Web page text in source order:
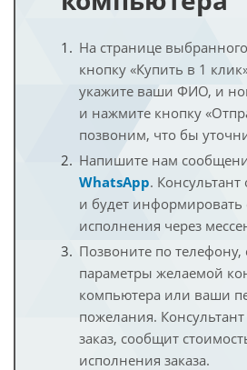
На странице
кнопку «Купить в 1
укажите ваши ФИО, и
и нажмите кнопку
позвоним, что бы
Напишите нам
WhatsApp.
и будет информировать
исполнения через
Позвоните по
параметры желаемой
компьютера или ваши
пожелания.
заказ, сообщит
исполнения заказа.